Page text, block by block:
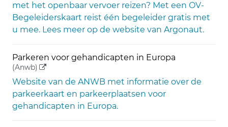
met het openbaar vervoer reizen? Met een OV-
Begeleiderskaart reist één begeleider gratis met
u mee. Lees meer op de website van Argonaut.
Parkeren voor gehandicapten in Europa
(Anwb) (externe link)
Website van de ANWB met informatie over de
parkeerkaart en parkeerplaatsen voor
gehandicapten in Europa.